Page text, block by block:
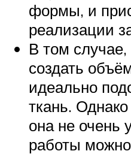
формы, и
реализации
В том случае,
создать
идеально
ткань.
она не очень
работы